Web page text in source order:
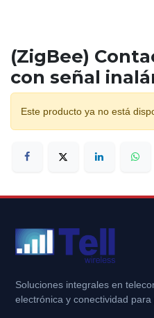
(ZigBee)
con señal
Este producto ya no está
Soluciones integrales en
electrónica y conectividad